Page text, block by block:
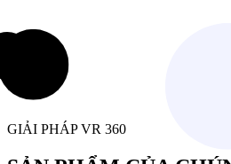
GIẢI PHÁP VR 360